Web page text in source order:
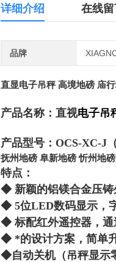
详细介绍 在线
品牌
直显电子吊秤 高境地磅 庙
产品名称：直视电子吊
产品型号：OCS-XC-J
抚州地磅 阜新地磅 忻州地
特点：
◆新颖的铝镁合金压
◆ 5位LED数码显示，
◆标配红外遥控器，
◆ *的设计方案，简单
◆自动关机（吊秤显示